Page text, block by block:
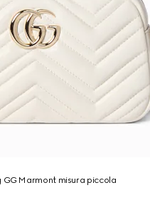
Marmont misura piccola